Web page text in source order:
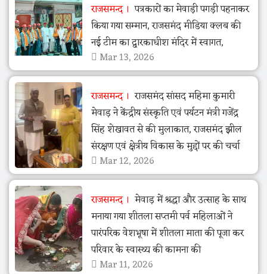
राजसमन्द
पत्रकारों का मेवाड़ी पगड़ी पहनाकर
किया गया सम्मान, राजसमंद मीडिया क्लब की
नई टीम का द्वारकाधीश मंदिर में स्वागत,
Mar 13, 2026
राजसमन्द
राजसमंद सांसद महिमा कुमारी
मेवाड़ ने केंद्रीय संस्कृति एवं पर्यटन मंत्री गजेंद्र
सिंह शेखावत से की मुलाकात, राजसमंद झील
संरक्षण एवं क्षेत्रीय विकास के मुद्दों पर की चर्चा
Mar 12, 2026
राजसमन्द
मेवाड़ में श्रद्धा और उत्साह के साथ
मनाया गया शीतला सप्तमी पर्व महिलाओं ने
पारंपरिक वेशभूषा में शीतला माता की पूजा कर
परिवार के स्वास्थ्य की कामना की
Mar 11, 2026